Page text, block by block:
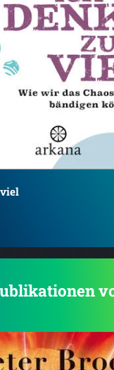
in diese Welt